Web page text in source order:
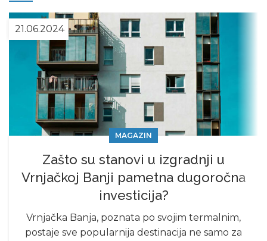
21.06.2024
MAGAZIN
Zašto su stanovi u izgradnji u
Vrnjačkoj Banji pametna dugoročna
investicija?
Vrnjačka Banja, poznata po svojim termalnim,
postaje sve popularnija destinacija ne samo za